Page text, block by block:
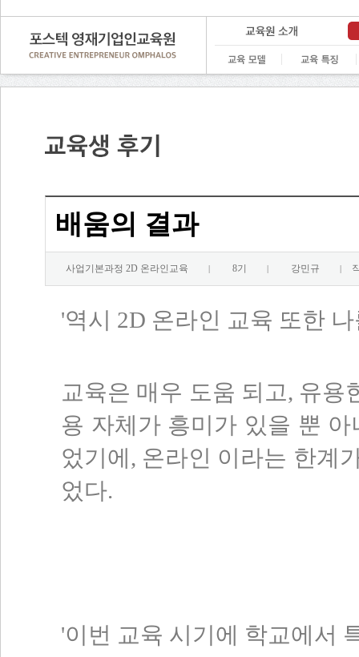
배움의 결과
사업기본과정 2D 온라인교육 8기 강민규
'역시 2D 온라인 교육 또한
교육은 매우 도움 되고, 유용
용 자체가 흥미가 있을 뿐 아
었기에, 온라인 이라는 한계
었다.
'이번 교육 시기에 학교에서